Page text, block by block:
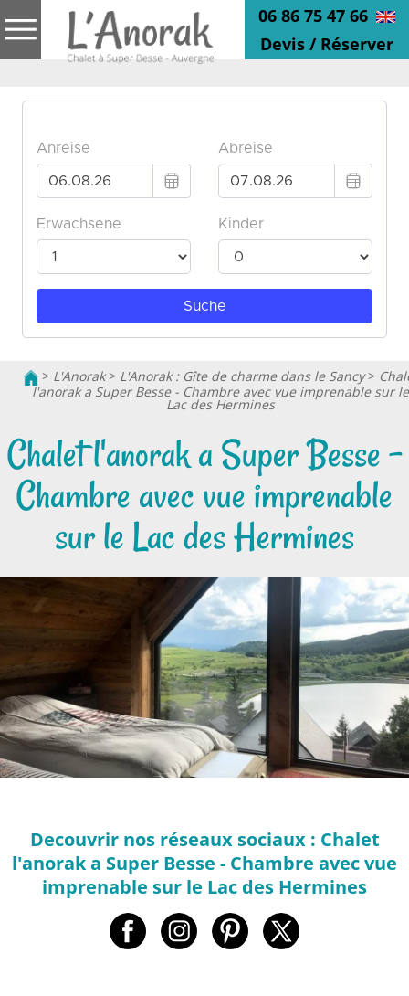
06 86 75 47 66
Devis / Réserver
> L'Anorak> L'Anorak : Gîte de charme dans le Sancy>
l'anorak a Super Besse - Chambre avec vue imprenable sur le
Lac des Hermines
Chalet l'anorak a Super Besse -
Chambre avec vue imprenable
sur le Lac des Hermines
Decouvrir nos réseaux sociaux : Chalet
l'anorak a Super Besse - Chambre avec vue
imprenable sur le Lac des Hermines